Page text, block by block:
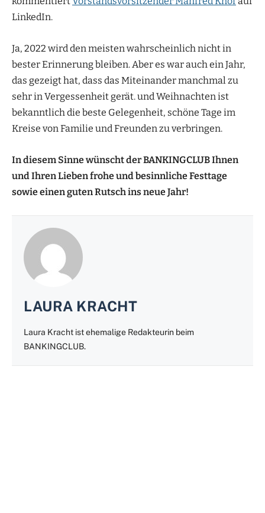
LinkedIn.
Ja, 2022 wird den meisten wahrscheinlich nicht in
bester Erinnerung bleiben. Aber es war auch ein Jahr,
das gezeigt hat, dass das Miteinander manchmal zu
sehr in Vergessenheit gerät. und Weihnachten ist
bekanntlich die beste Gelegenheit, schöne Tage im
Kreise von Familie und Freunden zu verbringen.
In diesem Sinne wünscht der BANKINGCLUB Ihnen
und Ihren Lieben frohe und besinnliche Festtage
sowie einen guten Rutsch ins neue Jahr!
LAURA KRACHT
Laura Kracht ist ehemalige Redakteurin beim
BANKINGCLUB.